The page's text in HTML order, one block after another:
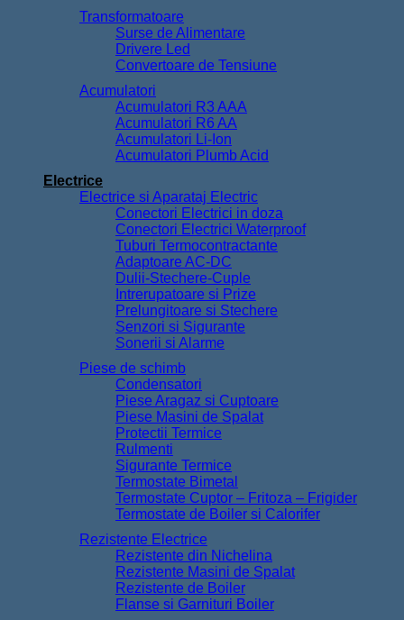
Transformatoare
Surse de Alimentare
Drivere Led
Convertoare de Tensiune
Acumulatori
Acumulatori R3 AAA
Acumulatori R6 AA
Acumulatori Li-Ion
Acumulatori Plumb Acid
Electrice
Electrice si Aparataj Electric
Conectori Electrici in doza
Conectori Electrici Waterproof
Tuburi Termocontractante
Adaptoare AC-DC
Dulii-Stechere-Cuple
Intrerupatoare si Prize
Prelungitoare si Stechere
Senzori si Sigurante
Sonerii si Alarme
Piese de schimb
Condensatori
Piese Aragaz si Cuptoare
Piese Masini de Spalat
Protectii Termice
Rulmenti
Sigurante Termice
Termostate Bimetal
Termostate Cuptor – Fritoza – Frigider
Termostate de Boiler si Calorifer
Rezistente Electrice
Rezistente din Nichelina
Rezistente Masini de Spalat
Rezistente de Boiler
Flanse si Garnituri Boiler